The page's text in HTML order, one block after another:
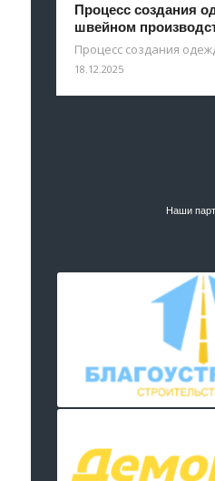
Процесс создания
швейном
Процесс создания
18.12.2025
Наши